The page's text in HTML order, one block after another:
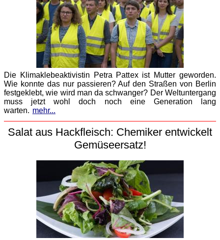
Die Klimaklebeaktivistin Petra Pattex ist Mutter geworden.
Wie konnte das nur passieren? Auf den Straßen von Berlin
festgeklebt, wie wird man da schwanger? Der Weltuntergang
muss jetzt wohl doch noch eine Generation lang
warten. mehr...
Salat aus Hackfleisch: Chemiker entwickelt
Gemüseersatz!